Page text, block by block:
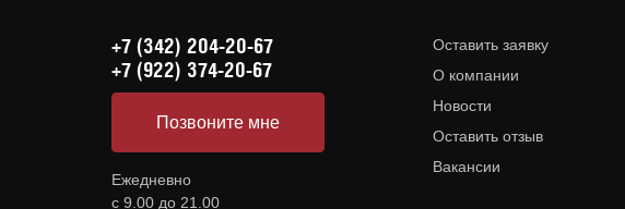
+7 (342) 204-20-67
+7 (922) 374-20-67
Позвоните мне
Ежедневно
с 9.00 до 21.00
Оставить заявку
О компании
Новости
Оставить отзыв
Вакансии